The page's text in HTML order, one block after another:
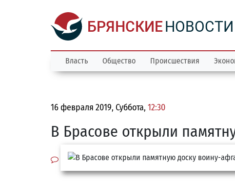
БРЯНСКИЕНОВОСТИ
Власть Общество Происшествия
16 февраля 2019, Суббота, 12:30
В Брасове открыли